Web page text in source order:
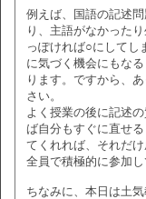
例えば、国語の記述
り、主語がなかった
っぽければ○にしてし
に気づく機会にもな
ります。ですから、
さい。
よく授業の後に記述
ば自分もすぐに直せ
てくれれば、それだけ
全員で積極的に参加
ちなみに、本日は土